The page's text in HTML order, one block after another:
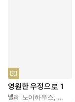
영원한 우정으로 1
넬레 노이하우스, 전은